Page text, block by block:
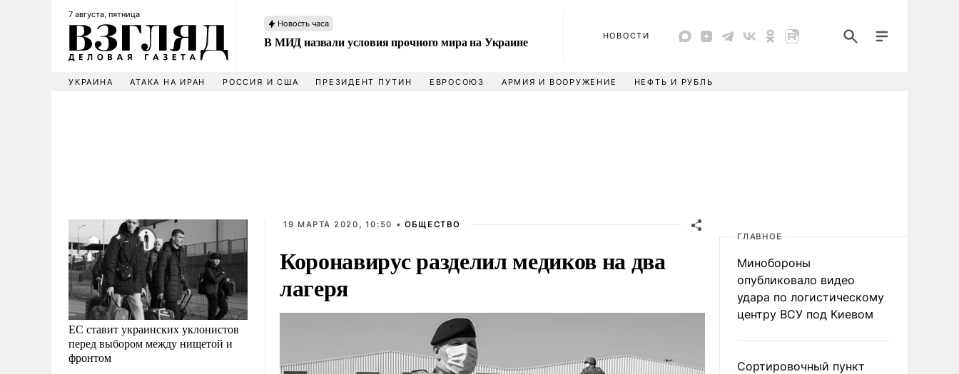
7 августа, пятница
Новость часа
В МИД назвали условия прочного мира на Украине НОВОСТИ
УКРАИНА АТАКА НА ИРАН РОССИЯ И США ПРЕЗИДЕНТ ПУТИН ЕВРОСОЮЗ АРМИЯ И ВООРУЖЕНИЕ НЕФТЬ И РУБЛЬ
ЕС ставит украинских уклонистов
перед выбором между нищетой и
фронтом
19 МАРТА 2020, 10:50 •ОБЩЕСТВО
Коронавирус разделил медиков на два
лагеря
ГЛАВНОЕ
Минобороны
опубликовало видео
удара по логистическому
центру ВСУ под Киевом
Сортировочный пункт